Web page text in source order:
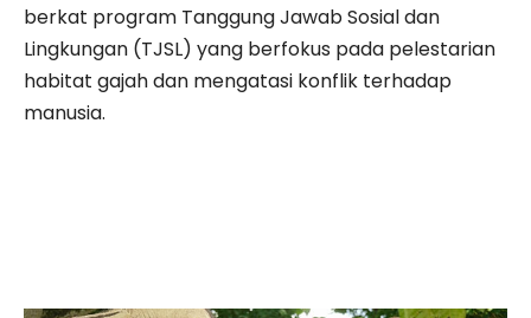
berkat program Tanggung Jawab Sosial dan
Lingkungan (TJSL) yang berfokus pada pelestarian
habitat gajah dan mengatasi konflik terhadap
manusia.